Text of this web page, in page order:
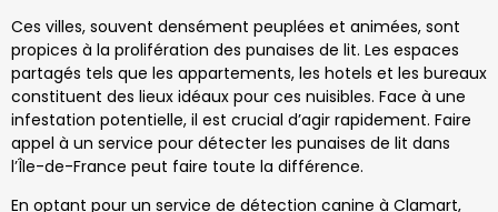
Ces villes, souvent densément peuplées et animées, sont
propices à la prolifération des punaises de lit. Les espaces
partagés tels que les appartements, les hotels et les bureaux
constituent des lieux idéaux pour ces nuisibles. Face à une
infestation potentielle, il est crucial d’agir rapidement. Faire
appel à un service pour détecter les punaises de lit dans
l’Île-de-France peut faire toute la différence.
En optant pour un service de détection canine à Clamart,